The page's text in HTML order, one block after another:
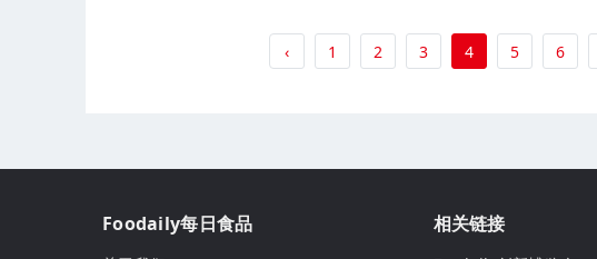
‹ 1 2 3 4 5 6
Foodaily每日食品 相关链接